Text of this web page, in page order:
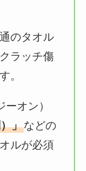
のタオル
ラッチ傷
。
オン）
」などの
ルが必須